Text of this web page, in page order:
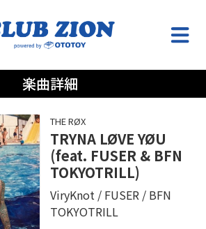
楽曲詳細
THE RØX
TRYNA LØVE YØU
(feat. FUSER & BFN
TOKYOTRILL)
ViryKnot FUSER
BFN
TOKYOTRILL